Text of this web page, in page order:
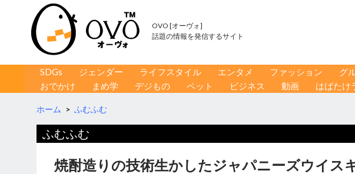
OVO [オーヴォ]
話題の情報を発信するサイト
コンテンツへ移動
SDGs ジェンダー ライフスタイル エンタメ ファッション グ
おでかけ
まめ学 デジもの ペット ビジネス 動画 はばたけ
ホーム > ふむふむ
ふむふむ
焼酎造りの技術生かしたジャパニーズウイ